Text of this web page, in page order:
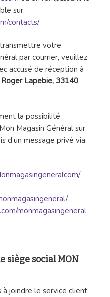
sur
contacts/.
votre
par courrier, veuillez
accusé de réception à
Lapebie, 33140
la possibilité
Magasin Général sur
d’un message privé via:
monmagasingeneral
siège social MON
à joindre le service client